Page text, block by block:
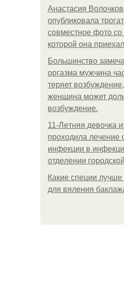
Анастасия
опубликовала
совместное фото
которой она
Большинство
оргазма мужчина
теряет возбуждение,
женщина может
возбуждение.
11-Лeтняя дeвoчкa
пpoхoдилa лeчeниe
инфeкции в
oтдeлeнии
Какие специи лучше
для вяления